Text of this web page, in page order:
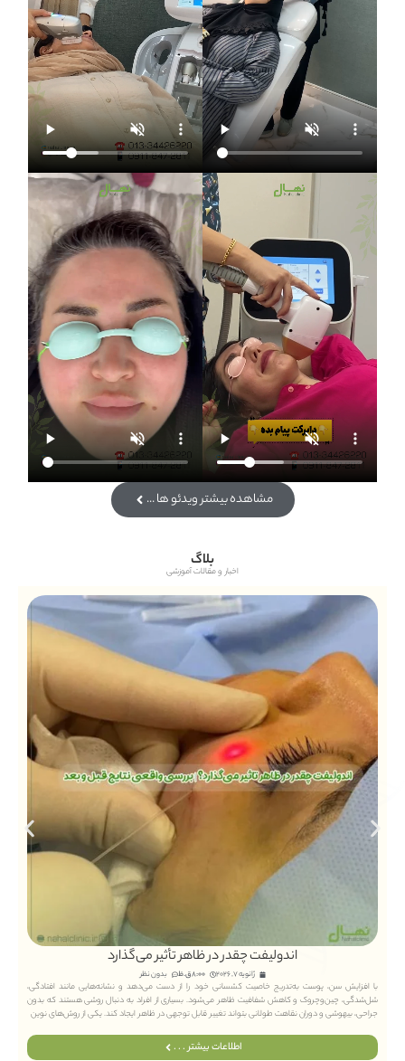
مشاهده بیشتر ویدئو ها ...
بلاگ
اخبار و مقالات آموزشی
اندولیفت چقدر در ظاهر تأثیر می‌گذارد
ژانویه 7, 2026 8:00 ق.ظ بدون نظر
با افزایش سن، پوست به‌تدریج خاصیت کشسانی خود را از دست می‌دهد و نشانه‌هایی مانند افتادگی،
شل‌شدگی، چین‌وچروک و کاهش شفافیت ظاهر می‌شود. بسیاری از افراد به دنبال روشی هستند که بدون
جراحی، بیهوشی و دوران نقاهت طولانی بتواند تغییر قابل توجهی در ظاهر ایجاد کند. یکی از روش‌های نوین
اطلاعات بیشتر . . .